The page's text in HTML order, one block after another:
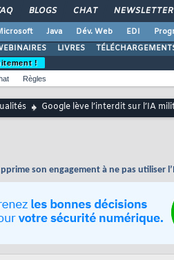
BLOGS CHAT NEWSLETTER
Java Dév. Web EDI
LIVRES
!
Règles
Google lève l’interdit sur l’IA
son engagement à ne pas utiliser